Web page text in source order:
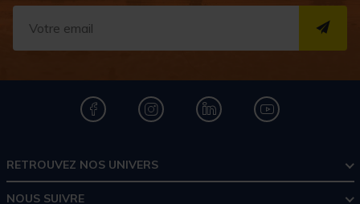
RETROUVEZ NOS UNIVERS
NOUS SUIVRE